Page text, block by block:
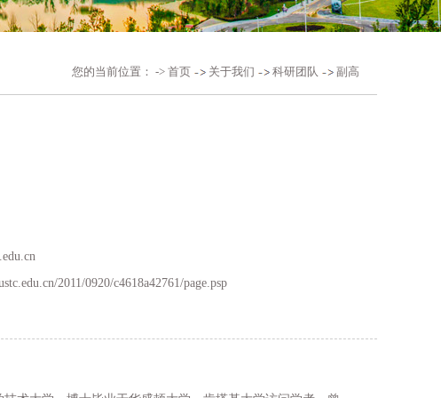
您的当前位置： -> 首页 关于我们 科研团队 副高
2011/0920/c4618a42761/page.psp